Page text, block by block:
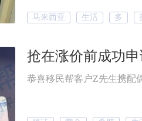
马来西亚 生活 多